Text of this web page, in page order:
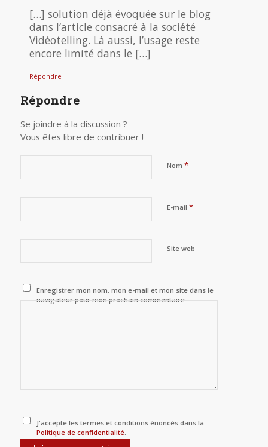
[…] solution déjà évoquée sur le blog
dans l’article consacré à la société
Vidéotelling. Là aussi, l’usage reste
encore limité dans le […]
Répondre
Répondre
Se joindre à la discussion ?
Vous êtes libre de contribuer !
Nom *
E-mail *
Site web
Enregistrer mon nom, mon e-mail et mon site dans le
navigateur pour mon prochain commentaire.
J'accepte les termes et conditions énoncés dans la
Politique de confidentialité.